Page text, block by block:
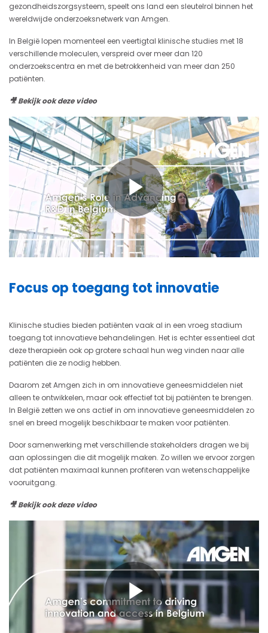
gezondheidszorgsysteem, speelt ons land een sleutelrol binnen het
wereldwijde onderzoeksnetwerk van Amgen.
In België lopen momenteel een veertigtal klinische studies met 18
verschillende moleculen, verspreid over meer dan 120
onderzoekscentra en met de betrokkenheid van meer dan 250
patiënten.
🎥 Bekijk ook deze video
Play
Video
Focus op toegang tot innovatie
Klinische studies bieden patiënten vaak al in een vroeg stadium
toegang tot innovatieve behandelingen. Het is echter essentieel dat
deze therapieën ook op grotere schaal hun weg vinden naar alle
patiënten die ze nodig hebben.
Daarom zet Amgen zich in om innovatieve geneesmiddelen niet
alleen te ontwikkelen, maar ook effectief tot bij patiënten te brengen.
In België zetten we ons actief in om innovatieve geneesmiddelen zo
snel en breed mogelijk beschikbaar te maken voor patiënten.
Door samenwerking met verschillende stakeholders dragen we bij
aan oplossingen die dit mogelijk maken. Zo willen we ervoor zorgen
dat patiënten maximaal kunnen profiteren van wetenschappelijke
vooruitgang.
🎥 Bekijk ook deze video
Play